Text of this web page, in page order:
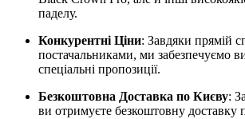
паделу.
Конкурентні Ціни: Завдяки прямій
постачальниками, ми забезпечуємо
спеціальні пропозиції.
Безкоштовна Доставка по Києву:
ви отримуєте безкоштовну доставку